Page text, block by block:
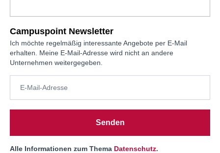
Campuspoint Newsletter
Ich möchte regelmäßig interessante Angebote per E-Mail
erhalten. Meine E-Mail-Adresse wird nicht an andere
Unternehmen weitergegeben.
Senden
Alle Informationen zum Thema Datenschutz.